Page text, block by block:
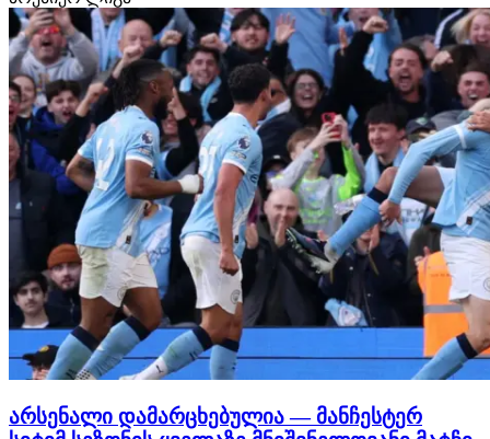
უფრო დაიძაბა. შეხვედრის დასრულების…
არსენალი დამარცხებულია — მანჩესტერ